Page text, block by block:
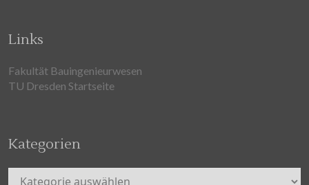
Links
Fakultät Bauingenieurwesen
TU Dresden Startseite
Kategorien
Kategorien